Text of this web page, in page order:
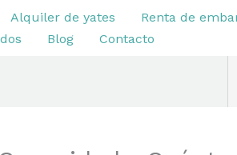
Alquiler de yates Renta de
Blog Contacto